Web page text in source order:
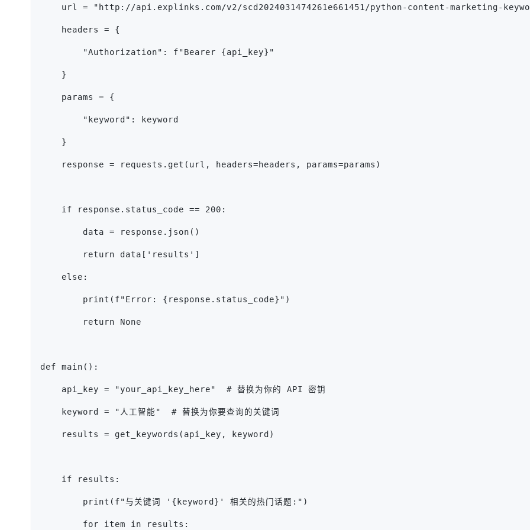
url = "http://api.explinks.com/v2/scd2024031474261e661451/python-content-marketing-
    headers = {
        "Authorization": f"Bearer {api_key}"
    }
    params = {
        "keyword": keyword
    }
    response = requests.get(url, headers=headers, params=params)
    if response.status_code == 200:
        data = response.json()
        return data['results']
    else:
        print(f"Error: {response.status_code}")
        return None
def main():
    api_key = "your_api_key_here"  # 替换为你的 API 密钥
    keyword = "人工智能"  # 替换为你要查询的关键词
    results = get_keywords(api_key, keyword)
    if results:
        print(f"与关键词 '{keyword}' 相关的热门话题:")
        for item in results: